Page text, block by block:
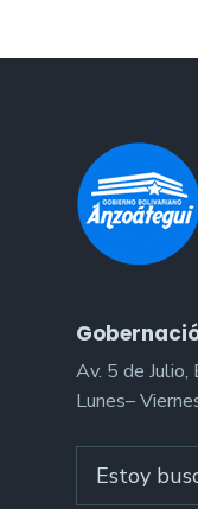
Av. 5 de
Lunes–
for: